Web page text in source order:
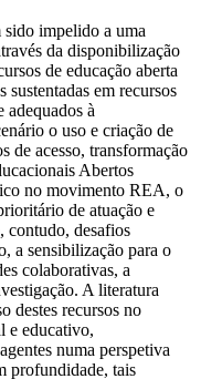
impelido a uma
da disponibilização
de educação aberta
sustentadas em recursos
adequados à
o uso e criação de
de acesso, transformação
Abertos
no movimento REA, o
de atuação e
contudo, desafios
a sensibilização para o
colaborativas, a
A literatura
destes recursos no
e educativo,
numa perspetiva
profundidade, tais